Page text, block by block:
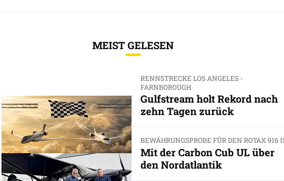
MEIST GELESEN
RENNSTRECKE LOS ANGELES -
FARNBOROUGH
Gulfstream holt Rekord nach
zehn Tagen zurück
BEWÄHRUNGSPROBE FÜR DEN ROTAX 916
Mit der Carbon Cub UL über
den Nordatlantik